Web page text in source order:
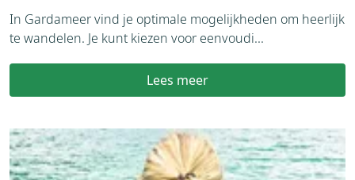
In Gardameer vind je optimale mogelijkheden om heerlijk
te wandelen. Je kunt kiezen voor eenvoudi...
Lees meer